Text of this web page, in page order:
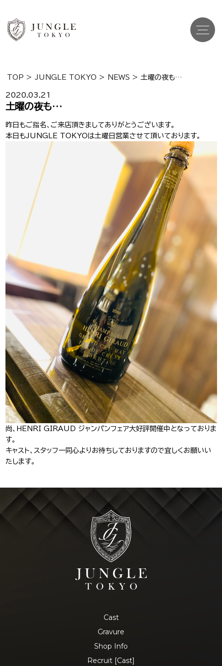
Gravure グラビア
キャスト求人
スタッフ求人
店舗一覧
J-Tokyo
Entertainment
プロダクション事業
TOP > JUNGLE TOKYO > NEWS > 土曜の夜も…
2020.03.21
土曜の夜も…
昨日もご指名、ご来店頂きましてありがとうございます。
本日もJUNGLE TOKYOは土曜日営業させて頂いております。
尚、 HENRI GIRAUD ジャンパンフェア大好評開催中となっておりま
す。
キャスト、スタッフ一同心よりお待ちしておりますので宜しくお願いい
たします。
Cast
Gravure
Shop Info
Recruit [Cast]